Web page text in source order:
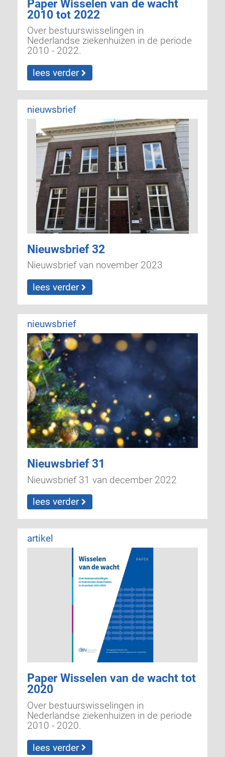
2010 tot 2022
Over bestuurswisselingen in
Nederlandse ziekenhuizen in de periode
2010 - 2022.
lees verder
nieuwsbrief
Nieuwsbrief 32
Nieuwsbrief van november 2023
lees verder
nieuwsbrief
Nieuwsbrief 31
Nieuwsbrief 31 van december 2022
lees verder
artikel
Paper Wisselen van de wacht tot
2020
Over bestuurswisselingen in
Nederlandse ziekenhuizen in de periode
2010 - 2020.
lees verder